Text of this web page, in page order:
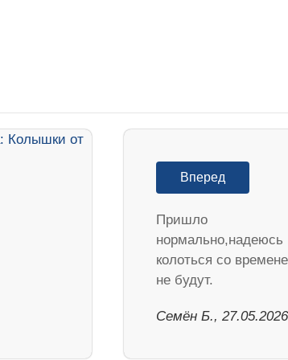
Вперед
Пришло
нормально,надеюсь
колоться со
не будут.
Семён Б., 27.05.2026